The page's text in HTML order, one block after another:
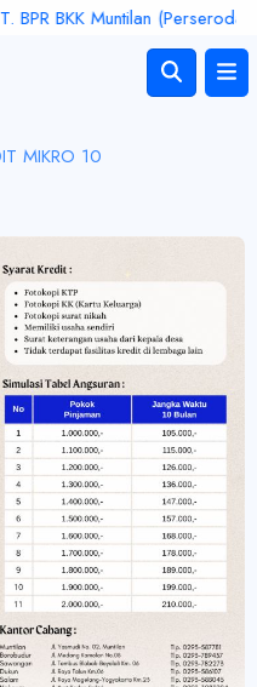
BKK Muntilan (Perseroda).
MIKRO 10